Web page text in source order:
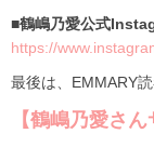
■鶴嶋乃愛公式
https://
最後は、EMMARY
【鶴嶋乃愛さ